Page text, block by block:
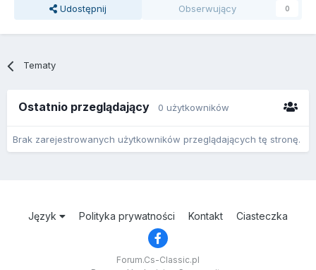
Udostępnij Obserwujący 0
Tematy
Ostatnio przeglądający 0 użytkowników
Brak zarejestrowanych użytkowników przeglądających tę stronę.
Język Polityka prywatności Kontakt Ciasteczka
Forum.Cs-Classic.pl